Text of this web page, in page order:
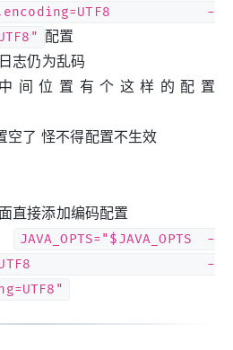
-
配置
志仍为乱码
中间位置有个这样的配置
空了 怪不得配置不生效
直接添加编码配置
JAVA_OPTS="$JAVA_OPTS -
-